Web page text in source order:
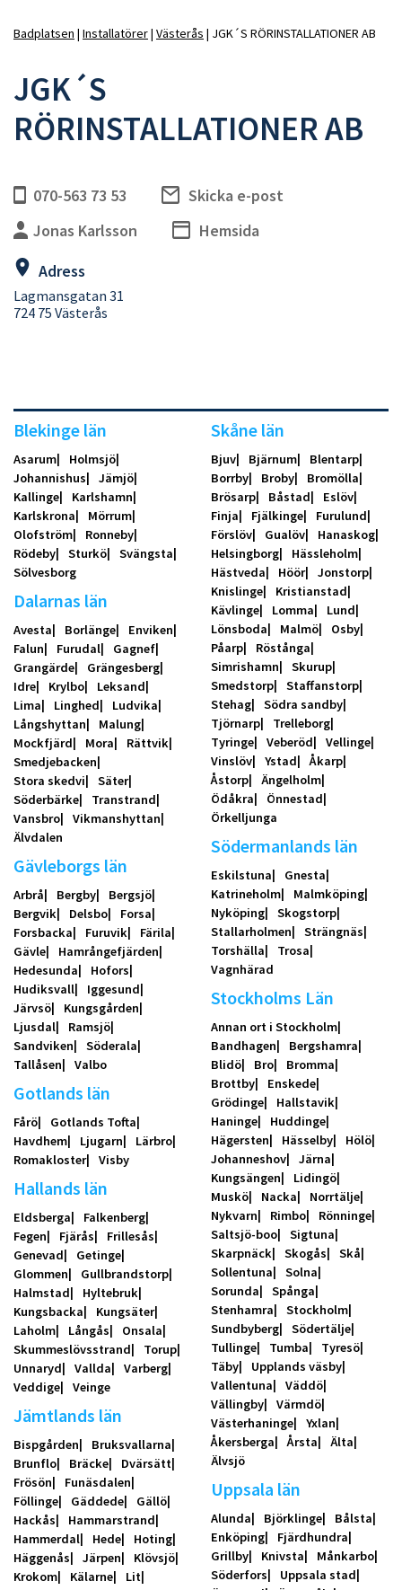
Badplatsen Installatörer Västerås JGK´S RÖRINSTALLATIONER AB
JGK´S
RÖRINSTALLATIONER AB
070-563 73 53
Skicka e-post
Jonas Karlsson
Hemsida
Adress
Lagmansgatan 31
724 75 Västerås
Blekinge län
Asarum
Holmsjö
Johannishus
Jämjö
Kallinge
Karlshamn
Karlskrona
Mörrum
Olofström
Ronneby
Rödeby
Sturkö
Svängsta
Sölvesborg
Dalarnas län
Avesta Borlänge
Enviken
Falun
Furudal
Gagnef
Grangärde
Grängesberg
Idre
Krylbo
Leksand
Lima
Linghed
Ludvika
Långshyttan
Malung
Mockfjärd
Mora
Rättvik
Smedjebacken
Stora skedvi
Säter
Söderbärke
Transtrand
Vansbro
Vikmanshyttan
Älvdalen
Gävleborgs län
Arbrå Bergby
Bergsjö
Bergvik
Delsbo
Forsa
Forsbacka
Furuvik
Färila
Gävle
Hamrångefjärden
Hedesunda
Hofors
Hudiksvall
Iggesund
Järvsö
Kungsgården
Ljusdal
Ramsjö
Sandviken
Söderala
Tallåsen
Valbo
Gotlands län
Fårö
Gotlands Tofta
Havdhem
Ljugarn
Lärbro
Romakloster
Visby
Hallands län
Eldsberga
Falkenberg
Fegen
Fjärås
Frillesås
Genevad
Getinge
Glommen
Gullbrandstorp
Halmstad
Hyltebruk
Kungsbacka
Kungsäter
Laholm
Långås
Onsala
Skummeslövsstrand
Torup
Unnaryd
Vallda
Varberg
Veddige
Veinge
Jämtlands län
Bispgården
Bruksvallarna
Brunflo
Bräcke
Dvärsätt
Frösön
Funäsdalen
Föllinge
Gäddede
Gällö
Hackås
Hammarstrand
Hammerdal
Hede
Hoting
Häggenås
Järpen
Klövsjö
Krokom
Kälarne
Lit
Skåne län
Bjuv Bjärnum
Blentarp
Borrby
Broby
Bromölla
Brösarp
Båstad
Eslöv
Finja
Fjälkinge
Furulund
Förslöv
Gualöv
Hanaskog
Helsingborg
Hässleholm
Hästveda
Höör
Jonstorp
Knislinge
Kristianstad
Kävlinge
Lomma
Lund
Lönsboda
Malmö
Osby
Påarp
Röstånga
Simrishamn
Skurup
Smedstorp
Staffanstorp
Stehag
Södra sandby
Tjörnarp
Trelleborg
Tyringe
Veberöd
Vellinge
Vinslöv
Ystad
Åkarp
Åstorp
Ängelholm
Ödåkra
Önnestad
Örkelljunga
Södermanlands län
Eskilstuna
Gnesta
Katrineholm
Malmköping
Nyköping
Skogstorp
Stallarholmen
Strängnäs
Torshälla
Trosa
Vagnhärad
Stockholms Län
Annan ort i Stockholm
Bandhagen
Bergshamra
Blidö
Bro
Bromma
Brottby
Enskede
Grödinge
Hallstavik
Haninge
Huddinge
Hägersten
Hässelby
Hölö
Johanneshov
Järna
Kungsängen
Lidingö
Muskö
Nacka
Norrtälje
Nykvarn
Rimbo
Rönninge
Saltsjö-boo
Sigtuna
Skarpnäck
Skogås
Skå
Sollentuna
Solna
Sorunda
Spånga
Stenhamra
Stockholm
Sundbyberg
Södertälje
Tullinge
Tumba
Tyresö
Täby
Upplands väsby
Vallentuna
Väddö
Vällingby
Värmdö
Västerhaninge
Yxlan
Åkersberga
Årsta
Älta
Älvsjö
Uppsala län
Alunda Björklinge
Bålsta
Enköping
Fjärdhundra
Grillby
Knivsta
Månkarbo
Söderfors
Uppsala stad